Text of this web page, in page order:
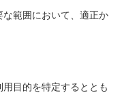
範囲において、適正か
目的を特定するととも